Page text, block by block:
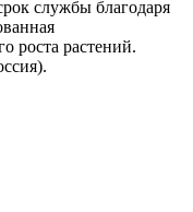
службы благодаря
роста растений.